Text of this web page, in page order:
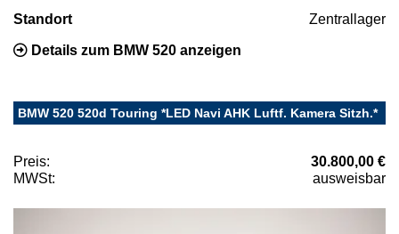
Standort Zentrallager
Details zum BMW 520 anzeigen
BMW 520 520d Touring *LED Navi AHK Luftf. Kamera Sitzh.*
Preis:
30.800,00 €
MWSt:
ausweisbar